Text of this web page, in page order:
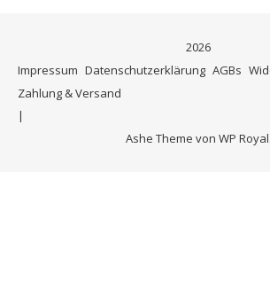
2026
Impressum Datenschutzerklärung AGBs
Zahlung & Versand
Ashe Theme von WP Royal